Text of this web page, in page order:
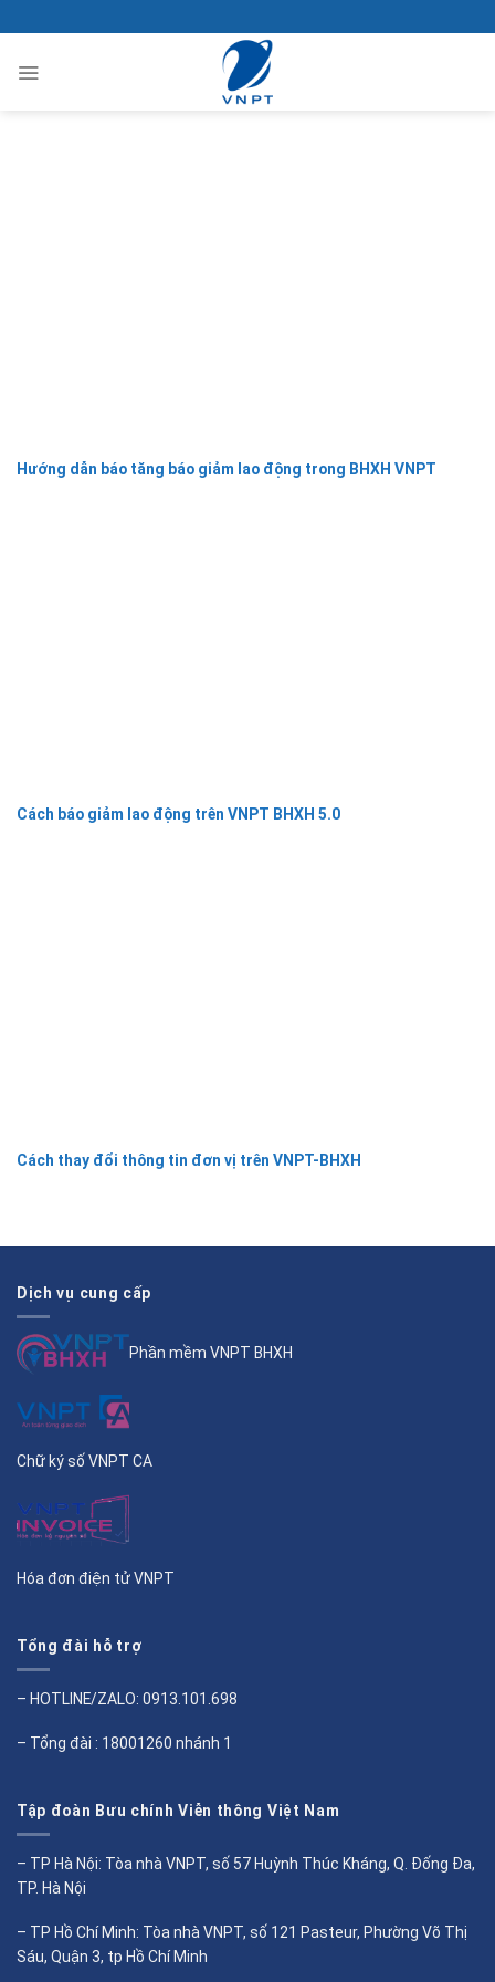
qua
dung
Hướng dẫn báo tăng báo giảm lao động trong BHXH VNPT
Cách báo giảm lao động trên VNPT BHXH 5.0
Cách thay đổi thông tin đơn vị trên VNPT-BHXH
Dịch vụ cung cấp
Phần mềm VNPT BHXH
Chữ ký số VNPT CA
Hóa đơn điện tử VNPT
Tổng đài hỗ trợ
– HOTLINE/ZALO: 0913.101.698
– Tổng đài : 18001260 nhánh 1
Tập đoàn Bưu chính Viễn thông Việt Nam
– TP Hà Nội: Tòa nhà VNPT, số 57 Huỳnh Thúc Kháng, Q. Đống Đa,
TP. Hà Nội
– TP Hồ Chí Minh: Tòa nhà VNPT, số 121 Pasteur, Phường Võ Thị
Sáu, Quận 3, tp Hồ Chí Minh